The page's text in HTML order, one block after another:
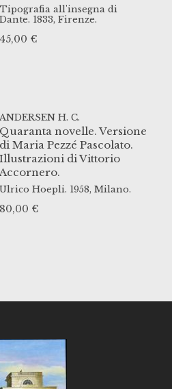
Tipografia all'insegna di
Dante. 1833, Firenze.
45,00 €
ANDERSEN H. C.
Quaranta novelle. Versione
di Maria Pezzé Pascolato.
Illustrazioni di Vittorio
Ulrico Hoepli. 1958, Milano.
80,00 €